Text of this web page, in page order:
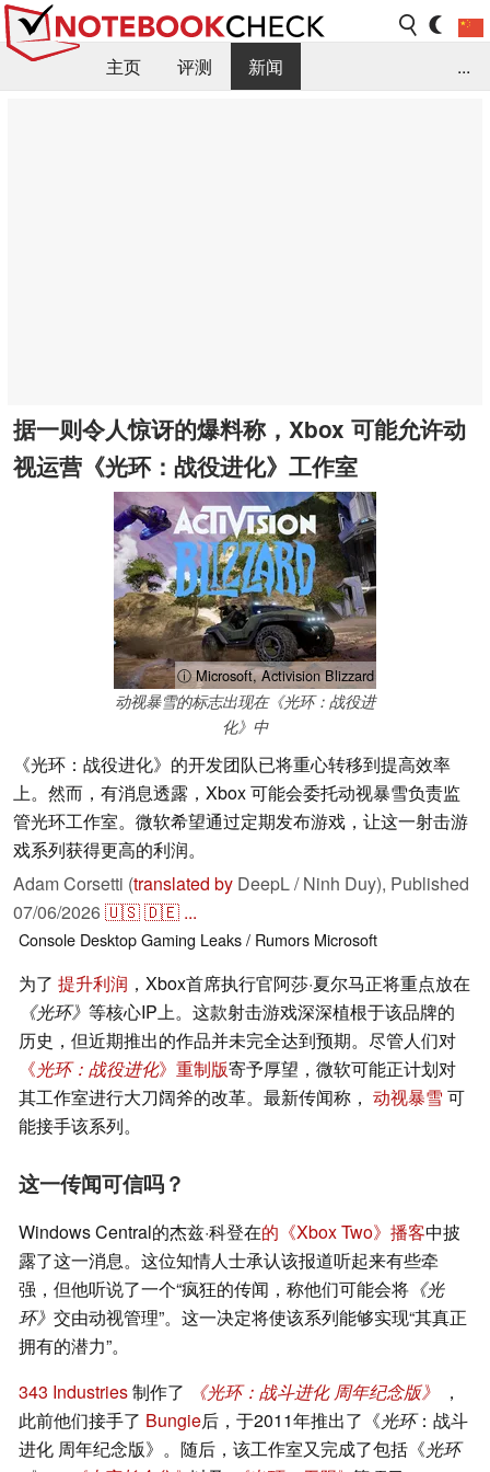
主页 评测
新闻
...
据一则令人惊讶的爆料称，Xbox 可能允许动
视运营《光环：战役进化》工作室
ⓘ Microsoft, Activision Blizzard
动视暴雪的标志出现在《光环：战役进
化》中
《光环：战役进化》的开发团队已将重心转移到提高效率
上。然而，有消息透露，Xbox 可能会委托动视暴雪负责监
管光环工作室。微软希望通过定期发布游戏，让这一射击游
戏系列获得更高的利润。
Adam Corsetti (translated by DeepL / Ninh Duy), Published
07/06/2026🇺🇸🇩🇪 ...
Console DesktopGaming Leaks / Rumors Microsoft
为了 提升利润 ，Xbox首席执行官阿莎·夏尔马正将重点放在
《光环》 等核心IP上。这款射击游戏深深植根于该品牌的
历史，但近期推出的作品并未完全达到预期。尽管人们对
《光环：战役进化》重制版寄予厚望，微软可能正计划对
其工作室进行大刀阔斧的改革。最新传闻称， 动视暴雪 可
能接手该系列。
这一传闻可信吗？
Windows Central的杰兹·科登在的《Xbox Two》播客中披
露了这一消息。这位知情人士承认该报道听起来有些牵
强，但他听说了一个“疯狂的传闻，称他们可能会将 《光
环》 交由动视管理”。这一决定将使该系列能够实现“其真正
拥有的潜力”。
343 Industries制作了 《光环：战斗进化 周年纪念版》
，
此前他们接手了 Bungie后，于2011年推出了《光环：战斗
进化 周年纪念版》。随后，该工作室又完成了包括《光环